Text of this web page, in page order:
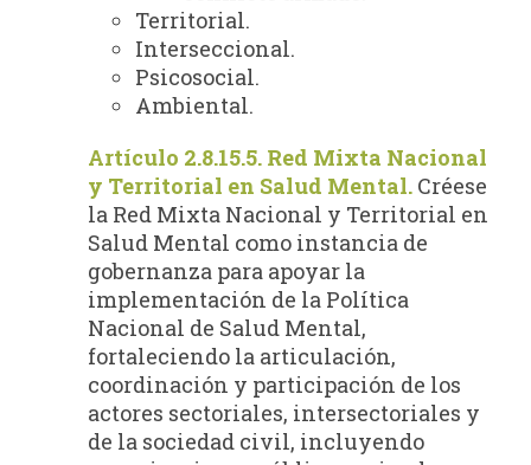
Territorial.
Interseccional.
Psicosocial.
Ambiental.
Artículo 2.8.15.5. Red Mixta Nacional
y Territorial en Salud Mental. Créese
la Red Mixta Nacional y Territorial en
Salud Mental como instancia de
gobernanza para apoyar la
implementación de la Política
Nacional de Salud Mental,
fortaleciendo la articulación,
coordinación y participación de los
actores sectoriales, intersectoriales y
de la sociedad civil, incluyendo